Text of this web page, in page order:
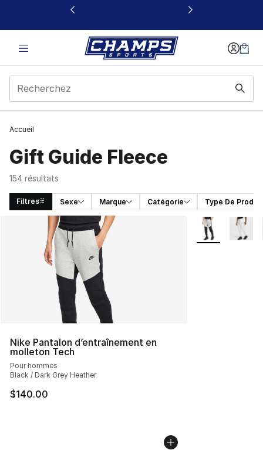
Ce lien s’ouvrira dans une nouvelle fenêtre
Accueil
Gift Guide Fleece
154 résultats
Filtres Sexe Marque Catégorie Type De Produit
Search Results
Nike Pantalon d’entraînement en
molleton Tech
Pour hommes
Black / Dark Grey Heather
$140.00
Plus de